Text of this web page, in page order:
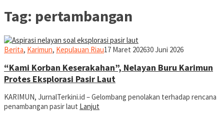
Tag: pertambangan
Berita, Karimun, Kepulauan Riaujurnal
17 Maret 202630 Juni 2026
“Kami Korban Keserakahan”, Nelayan Buru Karimun
Protes Eksplorasi Pasir Laut
KARIMUN, JurnalTerkini.id – Gelombang penolakan terhadap rencana
penambangan pasir laut Lanjut